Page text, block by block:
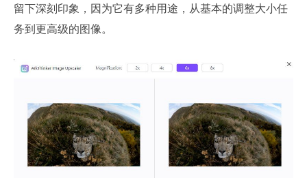
留下深刻印象，因为它有多种用途，从基本的调整大小任
务到更高级的图像。